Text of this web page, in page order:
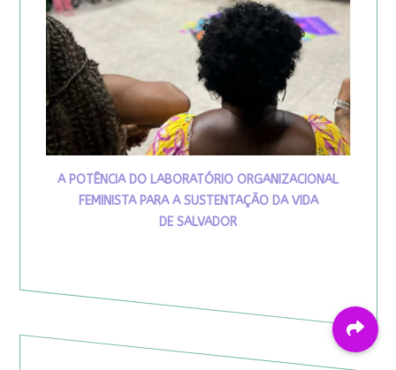
A POTÊNCIA DO LABORATÓRIO ORGANIZACIONAL
FEMINISTA PARA A SUSTENTAÇÃO DA VIDA
DE SALVADOR